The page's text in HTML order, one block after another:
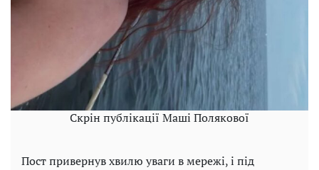
Скрін публікації Маші Полякової
Пост привернув хвилю уваги в мережі, і під